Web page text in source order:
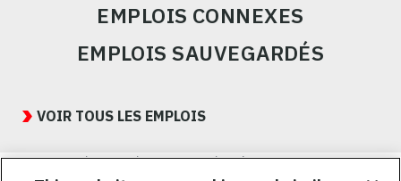
EMPLOIS CONNEXES
EMPLOIS SAUVEGARDÉS
JobsVOIR TOUS LES EMPLOIS
Nous visons à attirer, à mobiliser et à fidéliser une main-d’œuvre